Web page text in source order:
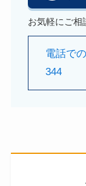
お気軽にご相
電話で
344